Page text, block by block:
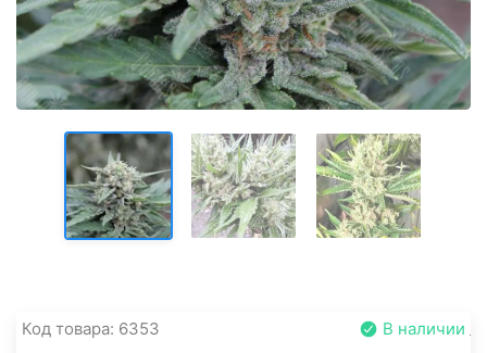
Код товара: 6353 В наличии